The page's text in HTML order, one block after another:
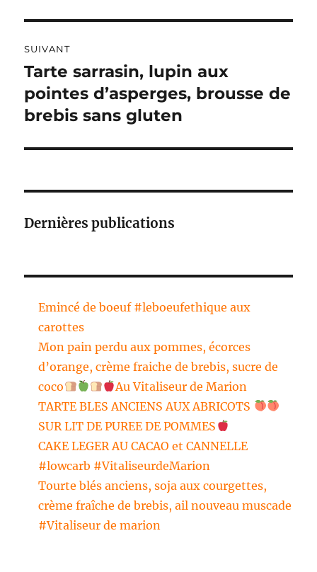
:
SUIVANT
Publication
suivante :
Tarte sarrasin, lupin aux
pointes d’asperges, brousse de
brebis sans gluten
Dernières publications
Emincé de boeuf #leboeufethique aux
carottes
Mon pain perdu aux pommes, écorces
d’orange, crème fraiche de brebis, sucre de
coco
Au Vitaliseur de Marion
TARTE BLES ANCIENS AUX ABRICOTS
SUR LIT DE PUREE DE POMMES
CAKE LEGER AU CACAO et CANNELLE
#lowcarb #VitaliseurdeMarion
Tourte blés anciens, soja aux courgettes,
crème fraîche de brebis, ail nouveau muscade
#Vitaliseur de marion